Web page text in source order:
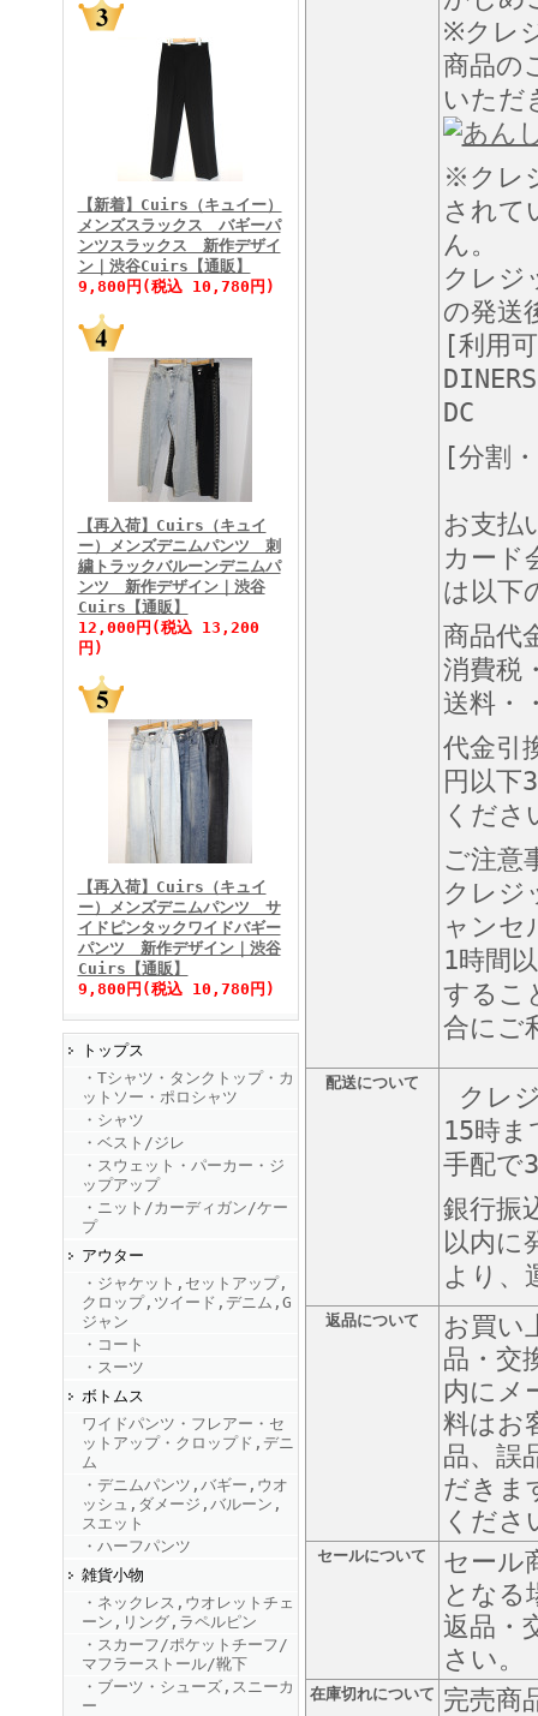
FINEBOYS2026年3月号
FINEBOYS2026年2月号
FINEBOYS2026年1月号
FINEBOYS2025年11月号
FINEBOYS2025年10月号
FINEBOYS2025年9月号
FINEBOYS2025年8月号
【新着】Cuirs（キュイー）
メンズスラックス バギーパ
ンツスラックス 新作デザイ
ン｜渋谷Cuirs【通販】
9,800円(税込 10,780円)
【再入荷】Cuirs（キュイ
ー）メンズデニムパンツ 刺
繍トラックバルーンデニムパ
ンツ 新作デザイン｜渋谷
Cuirs【通販】
12,000円(税込 13,200
円)
【再入荷】Cuirs（キュイ
ー）メンズデニムパンツ サ
イドピンタックワイドバギー
パンツ 新作デザイン｜渋谷
Cuirs【通販】
9,800円(税込 10,780円)
トップス
・Tシャツ・タンクトップ・カ
ットソー・ポロシャツ
・シャツ
・ベスト/ジレ
・スウェット・パーカー・ジ
ップアップ
・ニット/カーディガン/ケー
プ
アウター
・ジャケット,セットアップ,
クロップ,ツイード,デニム,G
ジャン
・コート
・スーツ
ボトムス
ワイドパンツ・フレアー・セ
ットアップ・クロップド,デニ
ム
・デニムパンツ,バギー,ウオ
ッシュ,ダメージ,バルーン,
スエット
・ハーフパンツ
雑貨小物
・ネックレス,ウオレットチェ
ーン,リング,ラペルピン
・スカーフ/ポケットチーフ/
マフラーストール/靴下
・ブーツ・シューズ,スニーカ
ー
※クレ
商品の
いただ
※クレ
されて
ん。
クレジ
の発送
[利用
DC
[分割
お支払
カード
は以下
商品代
消費税
送料・
代金引
円以下
くださ
ご注意
クレジ
ャンセ
1時間
するこ
合にご
配送について
クレ
15時ま
手配で
銀行振
以内に
より、
返品について
お買い
品・交
内にメ
料はお
品、誤
だきま
くださ
セールについて
セール
となる
返品・
さい。
在庫切れについて 完売商